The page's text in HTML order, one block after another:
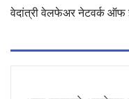
वेदांत्री वेलफेअर नेटवर्क ऑफ